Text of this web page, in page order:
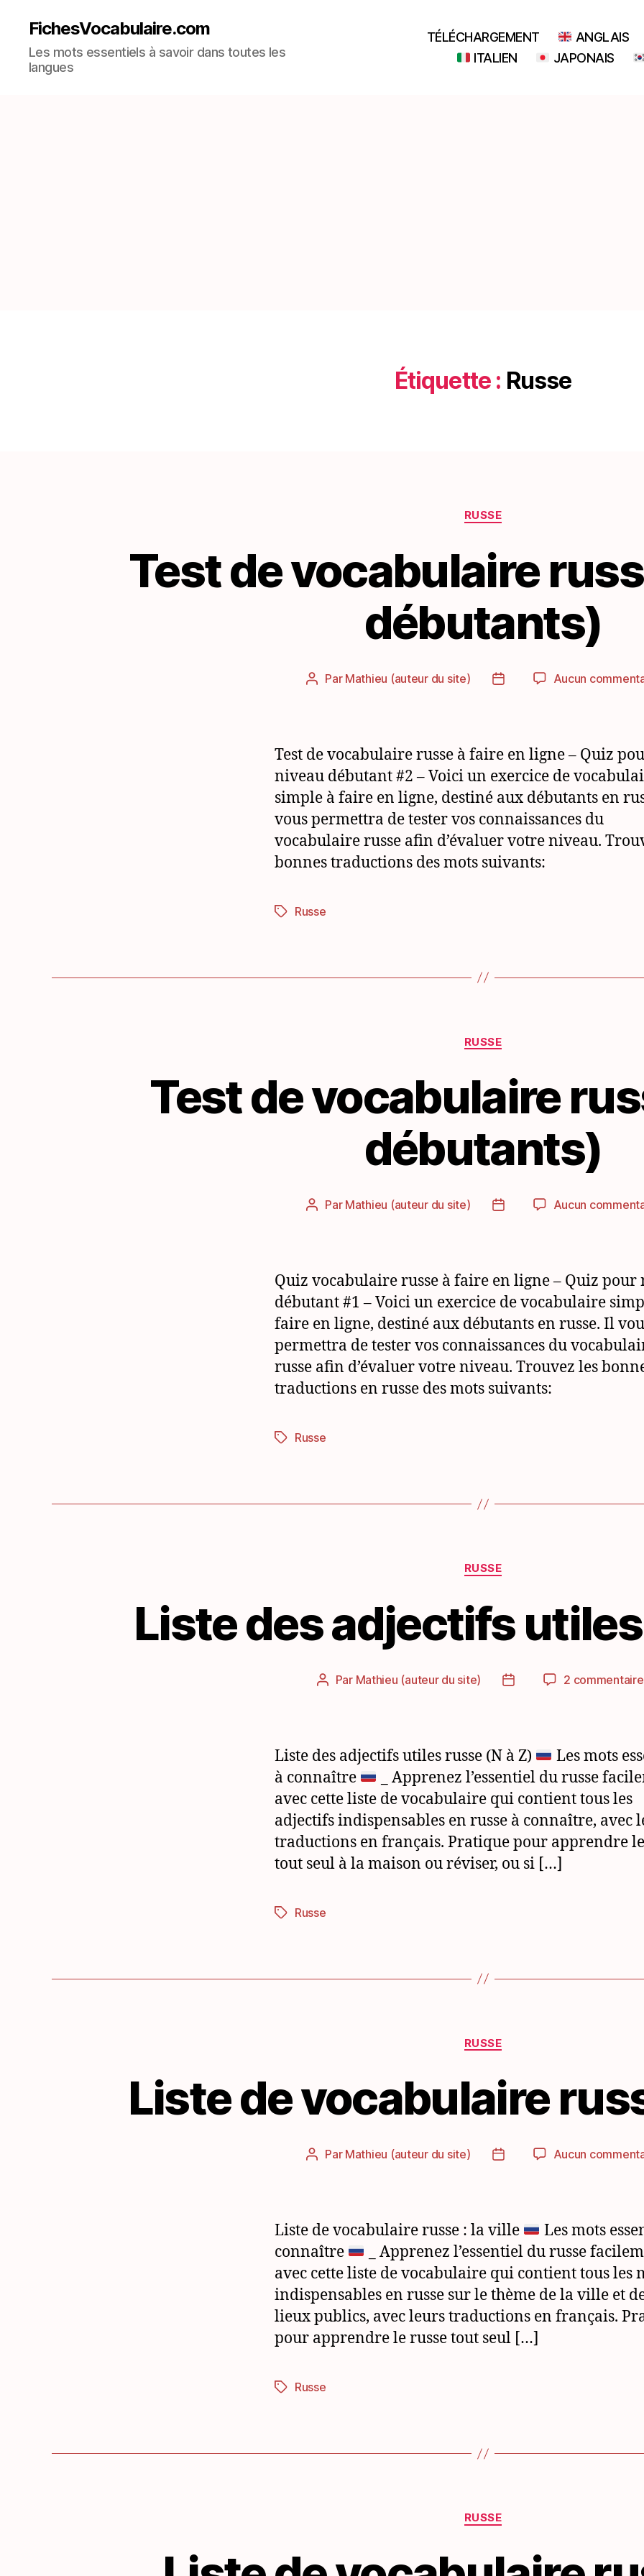
FichesVocabulaire.com
Les mots essentiels à savoir dans toutes les
langues
TÉLÉCHARGEMENT ANGLAIS
ITALIEN
JAPONAIS
Étiquette : Russe
Catégories
RUSSE
Test de vocabulaire
débutants)
Auteur
Par Mathieu (auteur du site)
Date
Aucun
Test de vocabulaire russe à faire en ligne – Quiz
niveau débutant #2 – Voici un exercice de
simple à faire en ligne, destiné aux débutants en
vous permettra de tester vos connaissances du
vocabulaire russe afin d’évaluer votre niveau.
bonnes traductions des mots suivants:
Étiquettes
Russe
Catégories
RUSSE
Test de vocabulaire
débutants)
Auteur
Par Mathieu (auteur du site)
Date
Aucun
Quiz vocabulaire russe à faire en ligne – Quiz pour
débutant #1 – Voici un exercice de vocabulaire
faire en ligne, destiné aux débutants en russe. Il
permettra de tester vos connaissances du
russe afin d’évaluer votre niveau. Trouvez les
traductions en russe des mots suivants:
Étiquettes
Russe
Catégories
RUSSE
Liste des adjectifs
Auteur
Par Mathieu (auteur du site)
Date
2
Liste des adjectifs utiles russe (N à Z)
Les mots
à connaître
_ Apprenez l’essentiel du russe
avec cette liste de vocabulaire qui contient tous les
adjectifs indispensables en russe à connaître, avec
traductions en français. Pratique pour apprendre
tout seul à la maison ou réviser, ou si […]
Étiquettes
Russe
Catégories
RUSSE
Liste de vocabulaire
Auteur
Par Mathieu (auteur du site)
Date
Aucun
Liste de vocabulaire russe : la ville
Les mots
connaître
_ Apprenez l’essentiel du russe
avec cette liste de vocabulaire qui contient tous les
indispensables en russe sur le thème de la ville et
lieux publics, avec leurs traductions en français.
pour apprendre le russe tout seul […]
Étiquettes
Russe
Catégories
RUSSE